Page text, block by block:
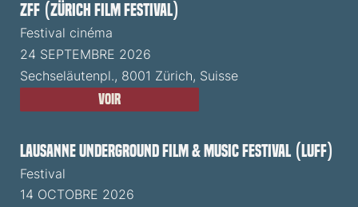
ZFF (Zürich Film Festival)
Festival cinéma
24 SEPTEMBRE 2026
Sechseläutenpl., 8001 Zürich, Suisse
Voir
Lausanne Underground Film & Music Festival (LUFF)
Festival
14 OCTOBRE 2026